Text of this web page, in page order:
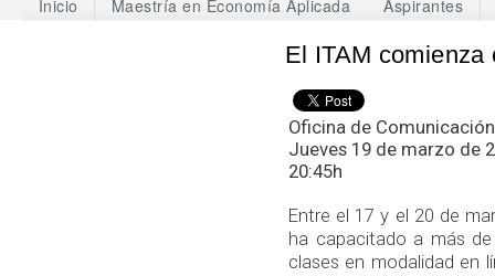
Inicio Maestría en Economía Aplicada Aspirantes
El ITAM
Oficina de Comunicación
Jueves 19 de marzo de
20:45h
Entre el 17 y el 20 de
ha capacitado a más
clases en modalidad en